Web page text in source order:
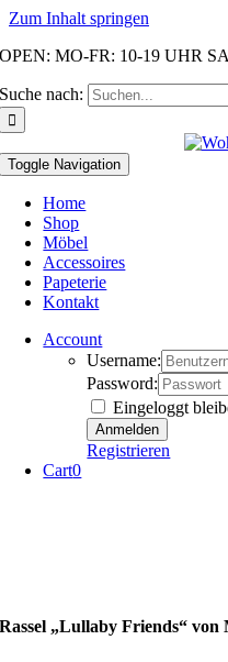
Zum Inhalt springen
OPEN: MO-FR: 10-19 UHR
Suche nach:
Toggle Navigation
Home
Shop
Möbel
Accessoires
Papeterie
Kontakt
Account
Username:
Password:
Eingeloggt
Registrieren
Cart0
Rassel „Lullaby Friends“ von